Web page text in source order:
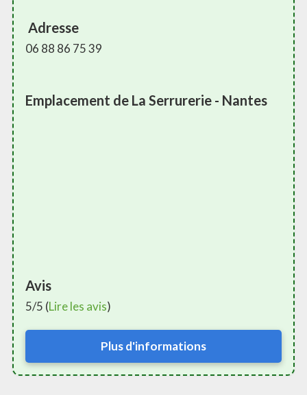
Adresse
06 88 86 75 39
Emplacement de La Serrurerie - Nantes
Avis
5/5 (Lire les avis)
Plus d'informations